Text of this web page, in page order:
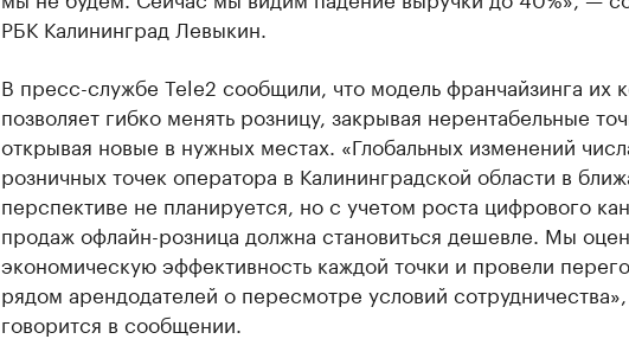
РБК Калининград Левыкин.
В пресс-службе Tele2 сообщили, что модель франчайзинга их
позволяет гибко менять розницу, закрывая нерентабельные
открывая новые в нужных местах. «Глобальных изменений
розничных точек оператора в Калининградской области в
перспективе не планируется, но с учетом роста цифрового
продаж офлайн-розница должна становиться дешевле. Мы
экономическую эффективность каждой точки и провели
рядом арендодателей о пересмотре условий
говорится в сообщении.